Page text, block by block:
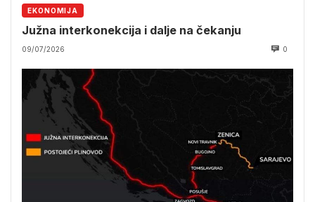
EKONOMIJA
Južna interkonekcija i dalje na čekanju
09/07/2026 0